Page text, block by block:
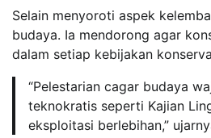
Selain menyoroti aspek
budaya. Ia mendorong agar
dalam setiap kebijakan
“Pelestarian cagar budaya
teknokratis seperti Kajian
eksploitasi berlebihan,”